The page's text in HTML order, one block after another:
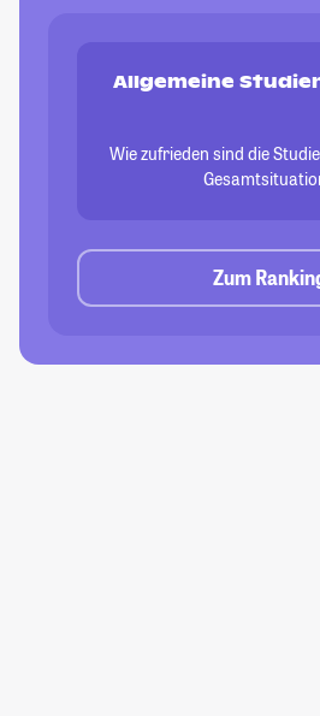
Allgemeine
Wie zufrieden sind die
Zum